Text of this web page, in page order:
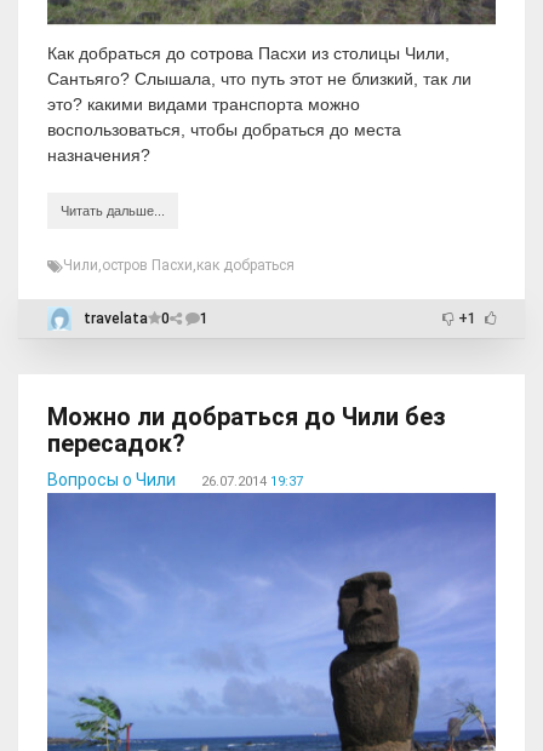
Как добраться до сотрова Пасхи из столицы Чили,
Сантьяго? Слышала, что путь этот не близкий, так ли
это? какими видами транспорта можно
воспользоваться, чтобы добраться до места
назначения?
Читать дальше...
Чили остров Пасхи как добраться
travelata 0 1 +1
Можно ли добраться до Чили без
пересадок?
Вопросы о Чили 26.07.2014 19:37